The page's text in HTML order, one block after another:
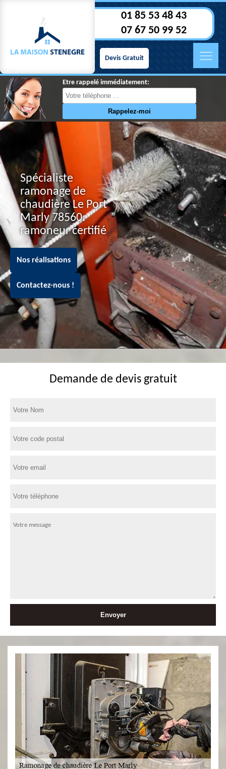
01 85 53 48 43
07 67 50 99 52
Devis Gratuit
Etre rappelé immédiatement:
Spécialiste
ramonage de
chaudière Le Port
Marly 78560:
ramoneur certifié
Nos réalisations
Contactez-nous !
Demande de devis gratuit